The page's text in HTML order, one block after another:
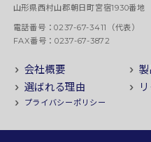
山形県西村山郡朝日町宮宿1930番地
電話番号：0237-67-3411（代表）
FAX番号：0237-67-3872
会社概要
選ばれる理由
プライバシーポリシー